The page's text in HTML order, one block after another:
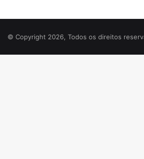
© Copyright 2026, Todos os direitos